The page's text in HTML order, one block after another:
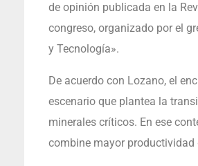
de opinión publicada en la
congreso, organizado por el
y Tecnología».
De acuerdo con Lozano, el
escenario que plantea la
minerales críticos. En ese
combine mayor productividad